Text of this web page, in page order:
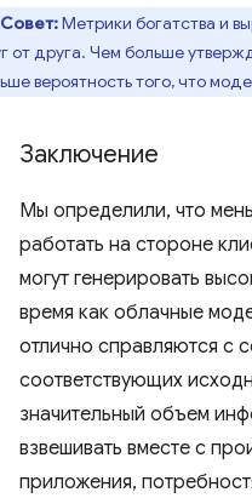
Совет:Метрики богатства и
от друга. Чем больше
вероятность того, что
Заключение
Мы определили, что
работать на стороне
могут генерировать
время как облачные
отлично справляются с
соответствующих
значительный объем
взвешивать вместе с
приложения,